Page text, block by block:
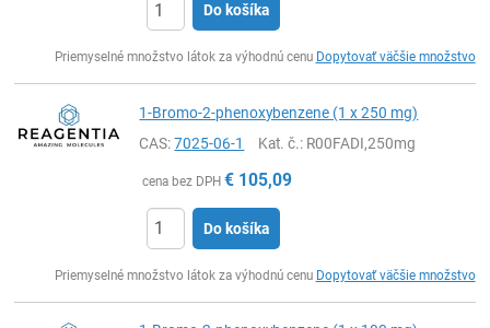
Do košíka
Priemyselné množstvo látok za výhodnú cenu Dopytovať väčšie množstvo
1-Bromo-2-phenoxybenzene (1 x 250 mg)
CAS:7025-06-1 Kat. č.: R00FADI,250mg
cena bez DPH € 105,09
Do košíka
Priemyselné množstvo látok za výhodnú cenu Dopytovať väčšie množstvo